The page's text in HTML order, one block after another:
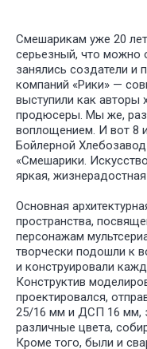
Смешарикам уже 20
серьезный, что можно
занялись создатели и
компаний «Рики» —
выступили как авторы
продюсеры. Мы же,
воплощением. И вот 8
Бойлерной
«Смешарики.
яркая,
Основная
пространства,
персонажам
творчески подошли к
и конструировали
Конструктив
проектировался,
25/16 мм и ДСП 16 мм,
различные цвета,
Кроме того, были и